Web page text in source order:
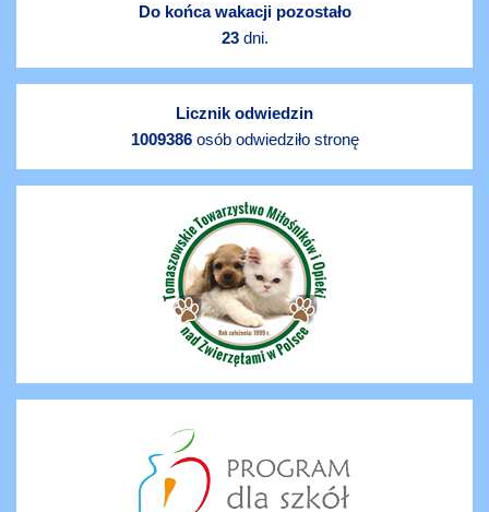
Do końca wakacji pozostało
23dni.
Licznik odwiedzin
1009386osób odwiedziło stronę